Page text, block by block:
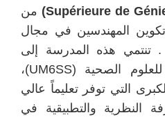
Supérieure de
من
المهندسين في مجال
. تنتمي هذه المدرسة إلى
جامعة محمد السادس للعلوم الصحية (UM6SS)،
التي توفر تعليماً عالي
النظرية والتطبيقية في